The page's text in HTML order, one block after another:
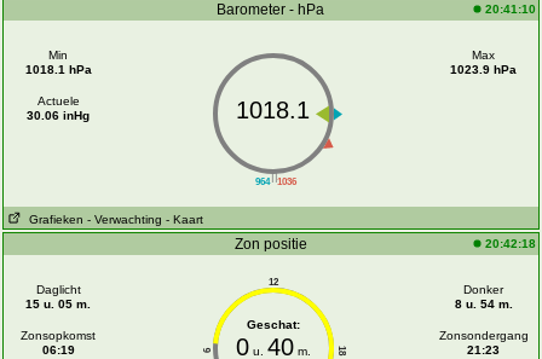
Barometer - hPa 20:41:10
Min
1018.1 hPa
Actuele
30.06 inHg
||
964 1036
1018.1
Max
1023.9 hPa
Grafieken - Verwachting - Kaart
Zon positie 20:42:18
Daglicht
15 u. 05 m.
Zonsopkomst
06:19
12
6 18
Geschat:
0u. 40m.
Donker
8 u. 54 m.
Zonsondergang
21:23